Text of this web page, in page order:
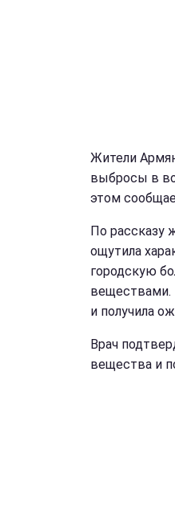
Жители
выбросы в
этом
По рассказу
ощутила
городскую
веществами.
и получила
Врач
вещества и